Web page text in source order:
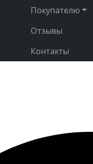
Покупателю
Отзывы
Контакты